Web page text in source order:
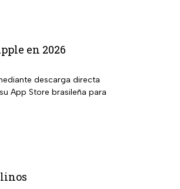
en 2026
descarga directa
App Store brasileña para